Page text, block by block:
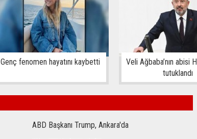
Genç fenomen hayatını kaybetti
Veli Ağbaba’nın abisi
tutuklandı
ABD Başkanı Trump, Ankara'da